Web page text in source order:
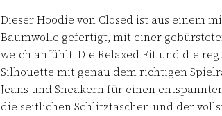
Dieser Hoodie von Closed ist aus einem
Baumwolle gefertigt, mit einer
weich anfühlt. Die Relaxed Fit und die
Silhouette mit genau dem richtigen
Jeans und Sneakern für einen
die seitlichen Schlitztaschen und der